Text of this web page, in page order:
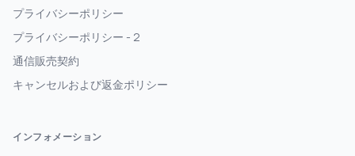
プライバシーポリシー
プライバシーポリシー - 2
通信販売契約
キャンセルおよび返金ポリシー
インフォメーション